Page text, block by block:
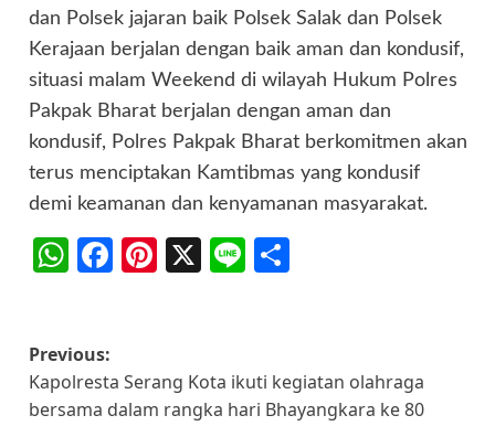
dan Polsek jajaran baik Polsek Salak dan Polsek
Kerajaan berjalan dengan baik aman dan kondusif,
situasi malam Weekend di wilayah Hukum Polres
Pakpak Bharat berjalan dengan aman dan
kondusif, Polres Pakpak Bharat berkomitmen akan
terus menciptakan Kamtibmas yang kondusif
demi keamanan dan kenyamanan masyarakat.
WhatsApp
Facebook
Pinterest
X Line
Post
navigation
Previous:
Kapolresta Serang Kota ikuti kegiatan olahraga
bersama dalam rangka hari Bhayangkara ke 80